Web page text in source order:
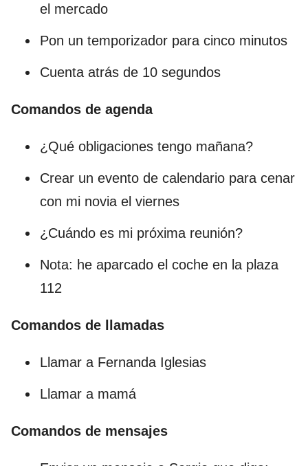
el mercado
Pon un temporizador para cinco minutos
Cuenta atrás de 10 segundos
Comandos de agenda
¿Qué obligaciones tengo mañana?
Crear un evento de calendario para cenar
con mi novia el viernes
¿Cuándo es mi próxima reunión?
Nota: he aparcado el coche en la plaza
112
Comandos de llamadas
Llamar a Fernanda Iglesias
Llamar a mamá
Comandos de mensajes